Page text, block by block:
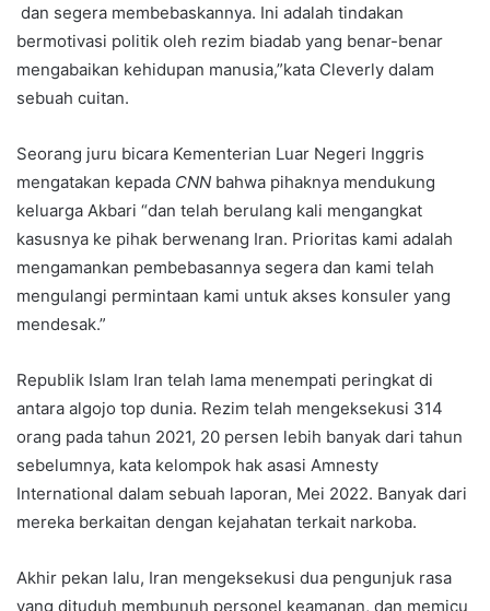
dan segera membebaskannya. Ini adalah tindakan
bermotivasi politik oleh rezim biadab yang benar-benar
mengabaikan kehidupan manusia,”kata Cleverly dalam
sebuah cuitan.
Seorang juru bicara Kementerian Luar Negeri Inggris
mengatakan kepada CNN bahwa pihaknya mendukung
keluarga Akbari “dan telah berulang kali mengangkat
kasusnya ke pihak berwenang Iran. Prioritas kami adalah
mengamankan pembebasannya segera dan kami telah
mengulangi permintaan kami untuk akses konsuler yang
mendesak.”
Republik Islam Iran telah lama menempati peringkat di
antara algojo top dunia. Rezim telah mengeksekusi 314
orang pada tahun 2021, 20 persen lebih banyak dari tahun
sebelumnya, kata kelompok hak asasi Amnesty
International dalam sebuah laporan, Mei 2022. Banyak dari
mereka berkaitan dengan kejahatan terkait narkoba.
Akhir pekan lalu, Iran mengeksekusi dua pengunjuk rasa
yang dituduh membunuh personel keamanan, dan memicu